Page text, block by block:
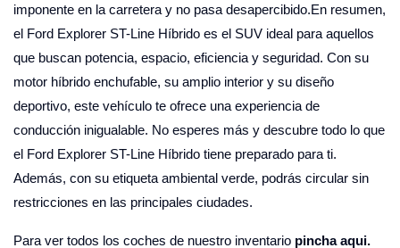
imponente en la carretera y no pasa desapercibido.En resumen,
el Ford Explorer ST-Line Híbrido es el SUV ideal para aquellos
que buscan potencia, espacio, eficiencia y seguridad. Con su
motor híbrido enchufable, su amplio interior y su diseño
deportivo, este vehículo te ofrece una experiencia de
conducción inigualable. No esperes más y descubre todo lo que
el Ford Explorer ST-Line Híbrido tiene preparado para ti.
Además, con su etiqueta ambiental verde, podrás circular sin
restricciones en las principales ciudades.
Para ver todos los coches de nuestro inventario pincha aqui.